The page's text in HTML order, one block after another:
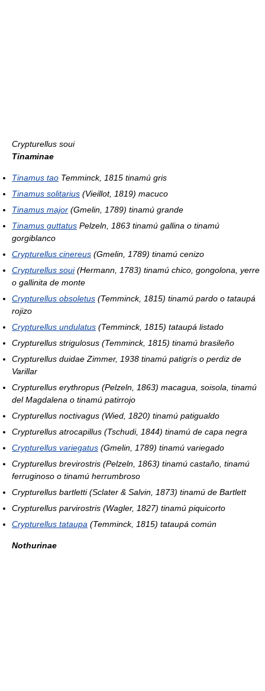
Crypturellus soui
Tinaminae
Tinamus tao Temminck, 1815 tinamú gris
Tinamus solitarius (Vieillot, 1819) macuco
Tinamus major (Gmelin, 1789) tinamú grande
Tinamus guttatus Pelzeln, 1863 tinamú gallina o tinamú
gorgiblanco
Crypturellus cinereus (Gmelin, 1789) tinamú cenizo
Crypturellus soui(Hermann, 1783) tinamú chico, gongolona, yerre
o gallinita de monte
Crypturellus obsoletus (Temminck, 1815) tinamú pardo o tataupá
rojizo
Crypturellus undulatus (Temminck, 1815) tataupá listado
Crypturellus strigulosus (Temminck, 1815) tinamú brasileño
Crypturellus duidaeZimmer, 1938 tinamú patigrís o perdiz de
Varillar
Crypturellus erythropus (Pelzeln, 1863) macagua, soisola, tinamú
del Magdalena o tinamú patirrojo
Crypturellus noctivagus (Wied, 1820) tinamú patigualdo
Crypturellus atrocapillus (Tschudi, 1844) tinamú de capa negra
Crypturellus variegatus (Gmelin, 1789) tinamú variegado
Crypturellus brevirostris (Pelzeln, 1863) tinamú castaño, tinamú
ferruginoso o tinamú herrumbroso
Crypturellus bartletti(Sclater & Salvin, 1873) tinamú de Bartlett
Crypturellus parvirostris (Wagler, 1827) tinamú piquicorto
Crypturellus tataupa (Temminck, 1815) tataupá común
Nothurinae